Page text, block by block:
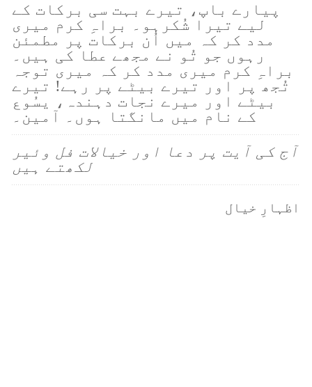
پیارے باپ، تیرے بہت سی برکات کے
لیے تیرا شُکرہو۔ براہِ کرم میری
مدد کر کہ میں اُن برکات پر مطمئن
رہوں جو تُو نے مجھے عطا کی ہیں۔
براہِ کرم میری مدد کر کہ میری توجہ
تُجھ پر اور تیرے بیٹے پر رہے! تیرے
بیٹے اور میرے نجات دہندہ، یسُوع
کے نام میں مانگتا ہوں۔ آمین۔
آج کی آیت پر دعا اور خیالات فل وئیر
لکھتے ہیں
اظہارِ خیال